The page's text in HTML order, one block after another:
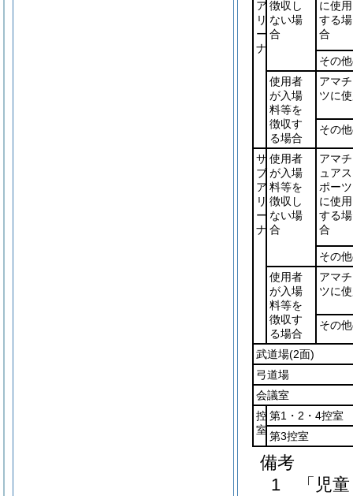
ア
リ
ー
ナ
徴収し
ない場
合
に使用
する場
合
その
使用者
が入場
料等を
徴収す
る場合
アマ
ツに
その
サ
ブ
ア
リ
ー
ナ
使用者
が入場
料等を
徴収し
ない場
合
アマチ
ュアス
ポーツ
に使用
する場
合
その
使用者
が入場
料等を
徴収す
る場合
アマ
ツに
その
武道場(2面)
弓道場
会議室
控
室
第1・2・4控室
第3控室
備考
1 「児童